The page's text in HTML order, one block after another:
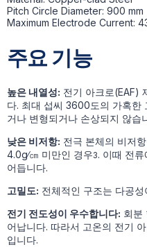
Pitch Circle Diameter: 900 mm
Maximum Electrode Current:
주요 기능
높은 내열성: 전기 아크로(EAF)
다. 최대 섭씨 3600도의 가혹한
거나 변형되거나 손상되지 않습
낮은 비저항: 전극 본체의 비저
4.0g∕㎝ 미만인 경우3. 이때 전
어듭니다.
고밀도: 전체적인 구조는 다공
전기 전도성이 우수합니다: 회분
어납니다. 따라서 고온의 전기
입니다.